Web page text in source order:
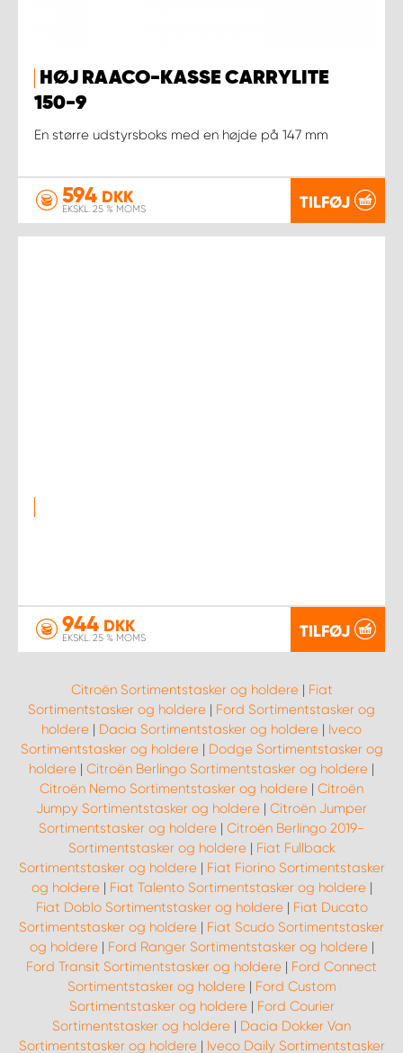
HØJ RAACO-KASSE CARRYLITE
150-9
En større udstyrsboks med en højde på 147 mm
594 DKK
EKSKL. 25 % MOMS TILFØJ
944 DKK
EKSKL. 25 % MOMS TILFØJ
Citroën Sortimentstasker og holdere| Fiat
Sortimentstasker og holdere | Ford Sortimentstasker og
holdere | Dacia Sortimentstasker og holdere | Iveco
Sortimentstasker og holdere| Dodge Sortimentstasker og
holdere | Citroën Berlingo Sortimentstasker og holdere |
Citroën Nemo Sortimentstasker og holdere | Citroën
Jumpy Sortimentstasker og holdere | Citroën Jumper
Sortimentstasker og holdere | Citroën Berlingo 2019-
Sortimentstasker og holdere| Fiat Fullback
Sortimentstasker og holdere| Fiat Fiorino Sortimentstasker
og holdere| Fiat Talento Sortimentstasker og holdere|
Fiat Doblo Sortimentstasker og holdere| Fiat Ducato
Sortimentstasker og holdere | Fiat Scudo Sortimentstasker
og holdere| Ford Ranger Sortimentstasker og holdere|
Ford Transit Sortimentstasker og holdere | Ford Connect
Sortimentstasker og holdere| Ford Custom
Sortimentstasker og holdere| Ford Courier
Sortimentstasker og holdere | Dacia Dokker Van
Sortimentstasker og holdere| Iveco Daily Sortimentstasker